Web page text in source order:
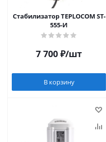
Стабилизатор TEPLOCOM ST-
555-И
7 700 ₽/шт
В корзину